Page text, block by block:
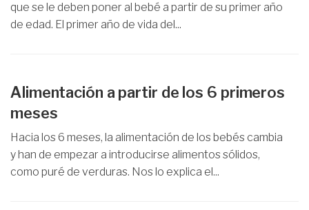
que se le deben poner al bebé a partir de su primer año
de edad. El primer año de vida del...
Alimentación a partir de los 6 primeros
meses
Hacia los 6 meses, la alimentación de los bebés cambia
y han de empezar a introducirse alimentos sólidos,
como puré de verduras. Nos lo explica el...